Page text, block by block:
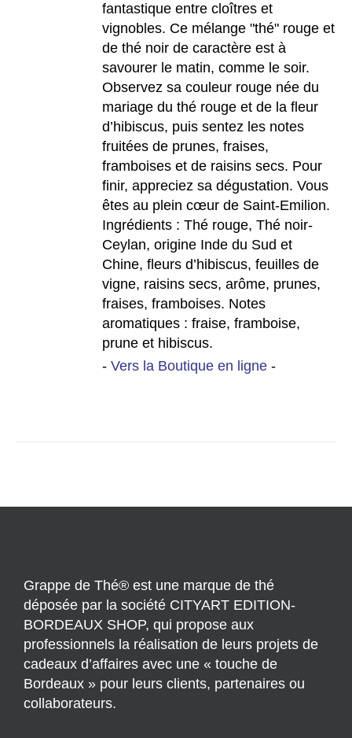
fantastique entre cloîtres et
vignobles. Ce mélange "thé" rouge et
de thé noir de caractère est à
savourer le matin, comme le soir.
Observez sa couleur rouge née du
mariage du thé rouge et de la fleur
d’hibiscus, puis sentez les notes
fruitées de prunes, fraises,
framboises et de raisins secs. Pour
finir, appreciez sa dégustation. Vous
êtes au plein cœur de Saint-Emilion.
Ingrédients : Thé rouge, Thé noir-
Ceylan, origine Inde du Sud et
Chine, fleurs d’hibiscus, feuilles de
vigne, raisins secs, arôme, prunes,
fraises, framboises. Notes
aromatiques : fraise, framboise,
prune et hibiscus.
- Vers la Boutique en ligne -
Grappe de Thé® est une marque de thé
déposée par la société CITYART EDITION-
BORDEAUX SHOP, qui propose aux
professionnels la réalisation de leurs projets de
cadeaux d’affaires avec une « touche de
Bordeaux » pour leurs clients, partenaires ou
collaborateurs.